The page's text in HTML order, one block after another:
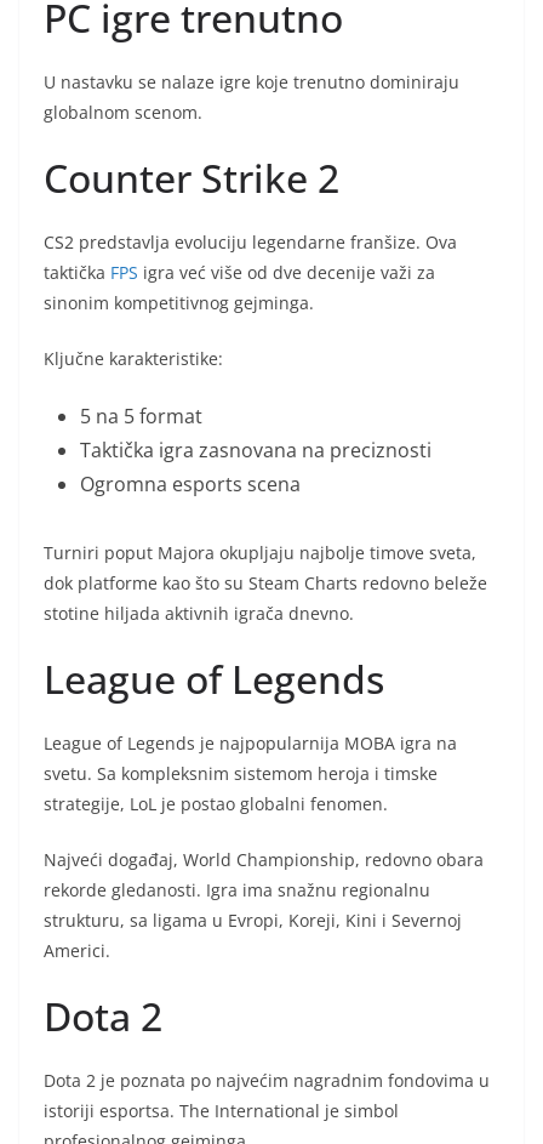
PC igre trenutno
U nastavku se nalaze igre koje trenutno dominiraju
globalnom scenom.
Counter Strike 2
CS2 predstavlja evoluciju legendarne franšize. Ova
taktička FPS igra već više od dve decenije važi za
sinonim kompetitivnog gejminga.
Ključne karakteristike:
5 na 5 format
Taktička igra zasnovana na preciznosti
Ogromna esports scena
Turniri poput Majora okupljaju najbolje timove sveta,
dok platforme kao što su Steam Charts redovno beleže
stotine hiljada aktivnih igrača dnevno.
League of Legends
League of Legends je najpopularnija MOBA igra na
svetu. Sa kompleksnim sistemom heroja i timske
strategije, LoL je postao globalni fenomen.
Najveći događaj, World Championship, redovno obara
rekorde gledanosti. Igra ima snažnu regionalnu
strukturu, sa ligama u Evropi, Koreji, Kini i Severnoj
Americi.
Dota 2
Dota 2 je poznata po najvećim nagradnim fondovima u
istoriji esportsa. The International je simbol